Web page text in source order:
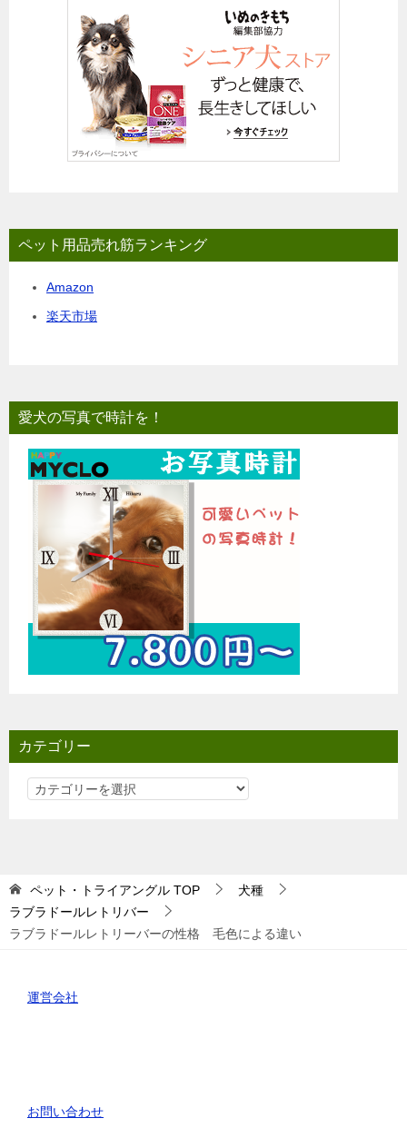
ペット用品売れ筋ランキング
Amazon
楽天市場
愛犬の写真で時計を！
カテゴリー
カ
ペット・トライアングル TOP
犬種
ラブラドールレトリバー
ラブラドールレトリーバーの性格 毛色による違い
運営会社
お問い合わせ